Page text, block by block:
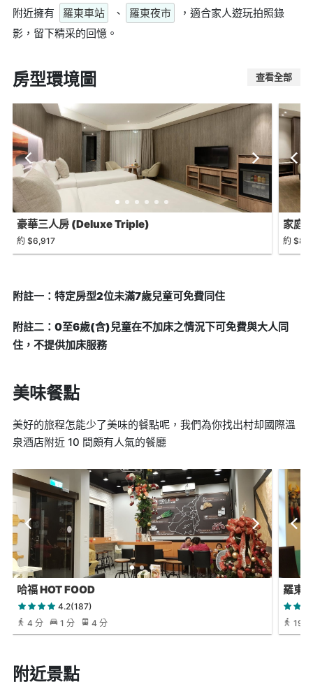
附近擁有 羅東車站 、 羅東夜市
，適合家人遊玩拍照錄
影，留下精采的回憶。
房型環境圖 查看全部
豪華三人房 (Deluxe Triple)
約 $6,917
家庭
約
附註一：特定房型2位未滿7歲兒童可免費同住
附註二：0至6歲(含)兒童在不加床之情況下可免費與大人同
住，不提供加床服務
美味餐點
美好的旅程怎能少了美味的餐點呢，我們為你找出村却國際溫
泉酒店附近 10 間頗有人氣的餐廳
哈福 HOT FOOD
4.2(187)
4 分
1 分 4 分
羅東
19 分
附近景點